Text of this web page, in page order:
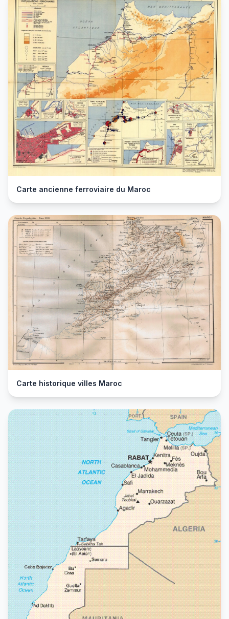
Carte ancienne ferroviaire du Maroc
Carte historique villes Maroc